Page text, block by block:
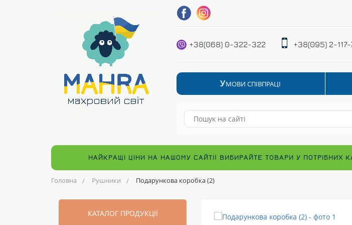
+38(068) 0-322-322 +38(095) 2-117-
УМОВИ СПІВПРАЦІ
НАЙКРАЩІ ЦІНИ НА НАШОМУ САЙТІ! ВИБИРАЙТЕ ТОВАРИ У
Головна Рушники Подарункова коробка (2)
КАТАЛОГ ПРОДУКЦІЇ